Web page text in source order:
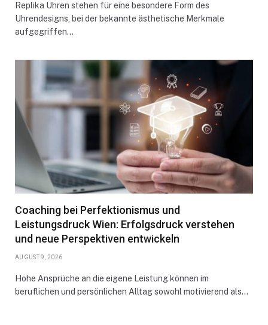
Replika Uhren stehen für eine besondere Form des
Uhrendesigns, bei der bekannte ästhetische Merkmale
aufgegriffen…
Coaching bei Perfektionismus und
Leistungsdruck Wien: Erfolgsdruck verstehen
und neue Perspektiven entwickeln
AUGUST 9, 2026
Hohe Ansprüche an die eigene Leistung können im
beruflichen und persönlichen Alltag sowohl motivierend als…